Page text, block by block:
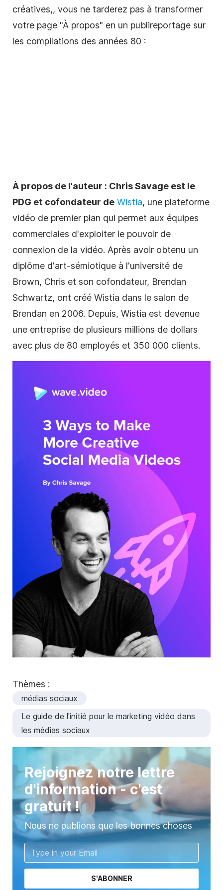
créatives,, vous ne tarderez pas à transformer
votre page "À propos" en un publireportage sur
les compilations des années 80 :
À propos de l'auteur : Chris Savage est le
PDG et cofondateur de Wistia, une plateforme
vidéo de premier plan qui permet aux équipes
commerciales d'exploiter le pouvoir de
connexion de la vidéo. Après avoir obtenu un
diplôme d'art-sémiotique à l'université de
Brown, Chris et son cofondateur, Brendan
Schwartz, ont créé Wistia dans le salon de
Brendan en 2006. Depuis, Wistia est devenue
une entreprise de plusieurs millions de dollars
avec plus de 80 employés et 350 000 clients.
Thèmes :
médias sociaux
Le guide de l'initié pour le marketing vidéo dans
les médias sociaux
Rejoignez notre lettre
d'information - c'est
gratuit !
Nous ne publions que les bonnes choses
S'ABONNER